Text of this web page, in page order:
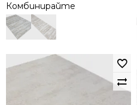
Комбинирайте